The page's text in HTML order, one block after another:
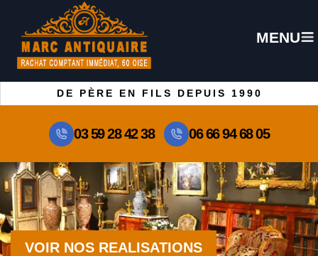
MENU
DE PÈRE EN FILS DEPUIS 1990
03 59 28 42 38 06 66 94 68 05
VOIR NOS REALISATIONS